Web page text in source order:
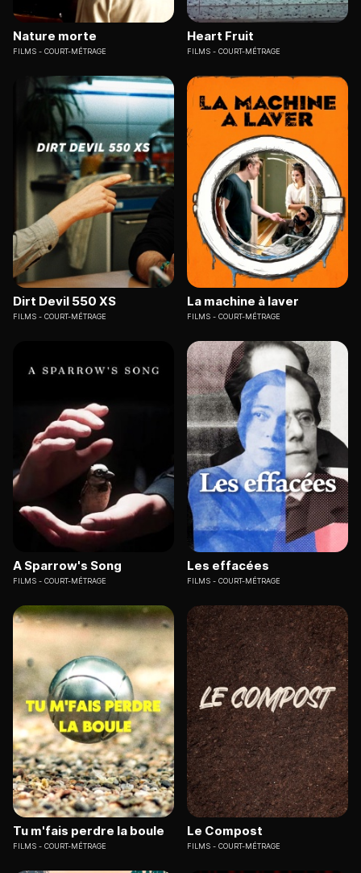
Nature morte
FILMS COURT-MÉTRAGE
Heart Fruit
FILMS COURT-MÉTRAGE
Dirt Devil 550 XS
FILMS COURT-MÉTRAGE
La machine à laver
FILMS COURT-MÉTRAGE
A Sparrow's Song
FILMS COURT-MÉTRAGE
Les effacées
FILMS COURT-MÉTRAGE
Tu m'fais perdre la boule
FILMS COURT-MÉTRAGE
Le Compost
FILMS COURT-MÉTRAGE